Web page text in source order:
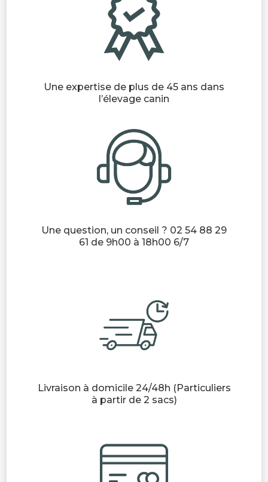
Une expertise de plus de 45 ans dans
l’élevage canin
Une question, un conseil ? 02 54 88 29
61 de 9h00 à 18h00 6/7
Livraison à domicile 24/48h (Particuliers
à partir de 2 sacs)